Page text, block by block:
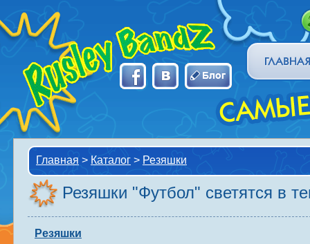
Главная > Каталог > Резяшки
Резяшки "Футбол" светятся в
Резяшки